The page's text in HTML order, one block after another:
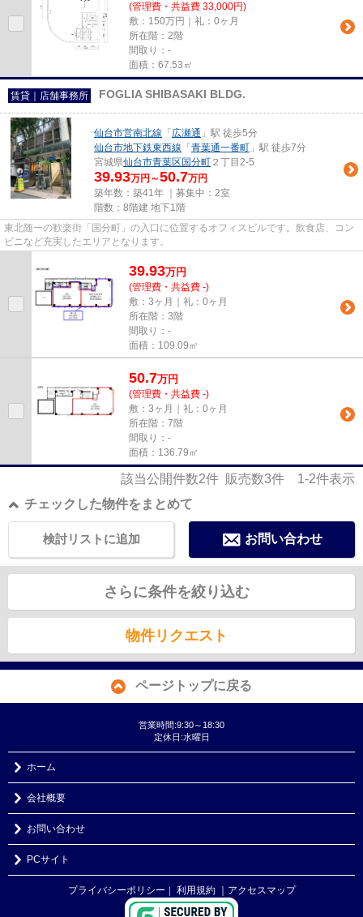
(管理費・共益費 33,000円)
敷：150万円｜礼：0ヶ月
所在階：2階
間取り：-
面積：67.53㎡
賃貸｜店舗事務所 FOGLIA SHIBASAKI BLDG.
仙台市営南北線 「 広瀬通 」駅 徒歩5分
仙台市地下鉄東西線 「 青葉通一番町 」駅 徒歩7分
宮城県仙台市青葉区 国分町 ２丁目2-5
39.93万円～50.7万円
築年数：築41年 ｜募集中： 2室
階数：8階建 地下1階
東北随一の歓楽街「国分町」の入口に位置するオフィスビルです。飲食店、コン
ビニなど充実したエリアとなります。
39.93万円
(管理費・共益費 -)
敷：3ヶ月｜礼：0ヶ月
所在階：3階
間取り：-
面積：109.09㎡
50.7万円
(管理費・共益費 -)
敷：3ヶ月｜礼：0ヶ月
所在階：7階
間取り：-
面積：136.79㎡
該当公開件数2件 販売数3件 1-2件表示
チェックした物件をまとめて
お問い合わせ
検討リストに追加
さらに条件を絞り込む
物件リクエスト
ページトップに戻る
営業時間:9:30～18:30
定休日:水曜日
ホーム
会社概要
お問い合わせ
PCサイト
プライバシーポリシー ｜ 利用規約 ｜アクセスマップ